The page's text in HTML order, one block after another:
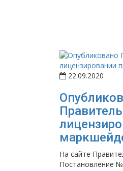
22.09.2020
На сайте
Постановление